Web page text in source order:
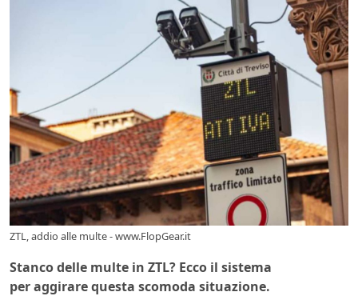
ZTL, addio alle multe - www.FlopGear.it
Stanco delle multe in ZTL? Ecco il sistema
per aggirare questa scomoda situazione.